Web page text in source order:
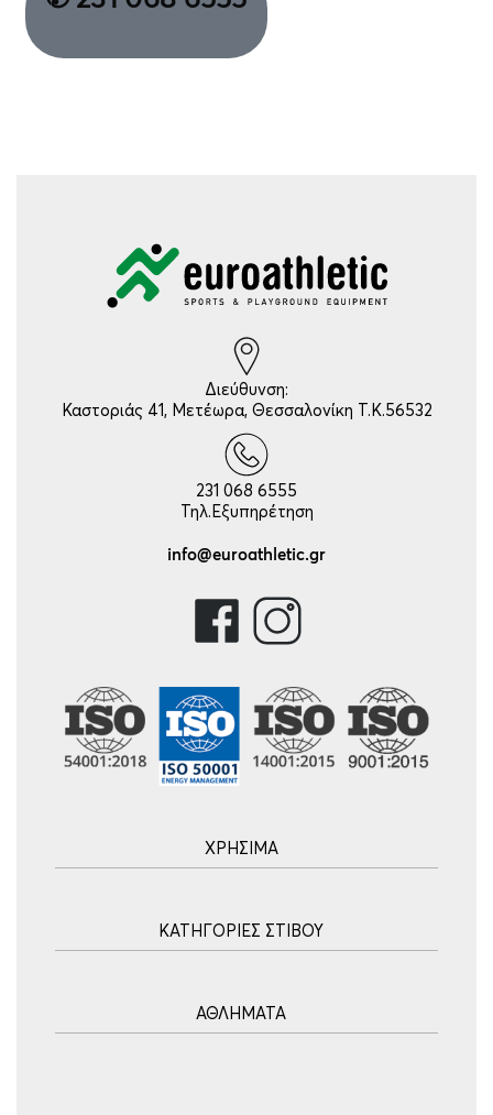
Διεύθυνση:
Καστοριάς 41, Μετέωρα, Θεσσαλονίκη Τ.Κ.56532
231 068 6555
Τηλ.Εξυπηρέτηση
info@euroathletic.gr
ΧΡΗΣΙΜΑ
Blog
Τρόποι Πληρωμής
ΚΑΤΗΓΟΡΙΕΣ ΣΤΙΒΟΥ
Σφυροβολία
ΑΘΛΗΜΑΤΑ